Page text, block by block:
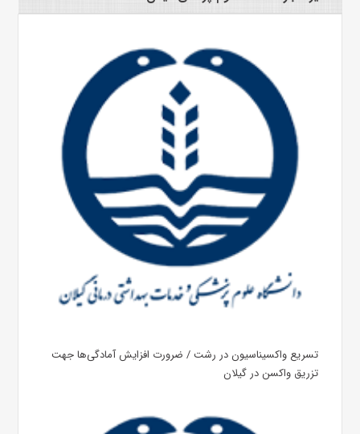
تسریع واکسیناسیون در رشت / ضرورت افزایش آمادگی‌ها جهت
تزریق واکسن در گیلان